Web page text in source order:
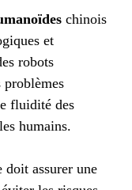
chinois
et
robots
problèmes
fluidité des
humains.
assurer une